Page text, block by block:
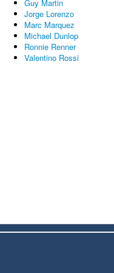
Guy Martin
Jorge Lorenzo
Marc Marquez
Michael Dunlop
Ronnie Renner
Valentino Rossi